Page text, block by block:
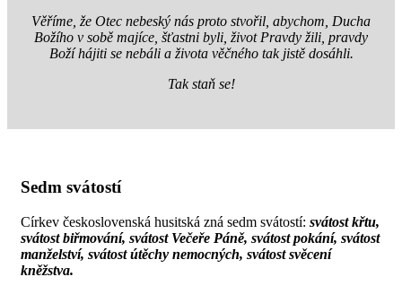
Věříme, že Otec nebeský nás proto stvořil, abychom, Ducha
Božího v sobě majíce, šťastni byli, život Pravdy žili, pravdy
Boží hájiti se nebáli a života věčného tak jistě dosáhli.
Tak staň se!
Sedm svátostí
Církev československá husitská zná sedm svátostí: svátost křtu,
svátost biřmování, svátost Večeře Páně, svátost pokání, svátost
manželství, svátost útěchy nemocných, svátost svěcení
kněžstva.